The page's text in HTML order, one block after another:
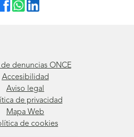
de denuncias ONCE
Accesibilidad
Aviso legal
de privacidad
Mapa Web
de cookies